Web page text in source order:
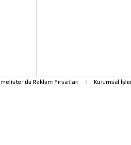
melister'da Reklam Fırsatları | Kurumsal